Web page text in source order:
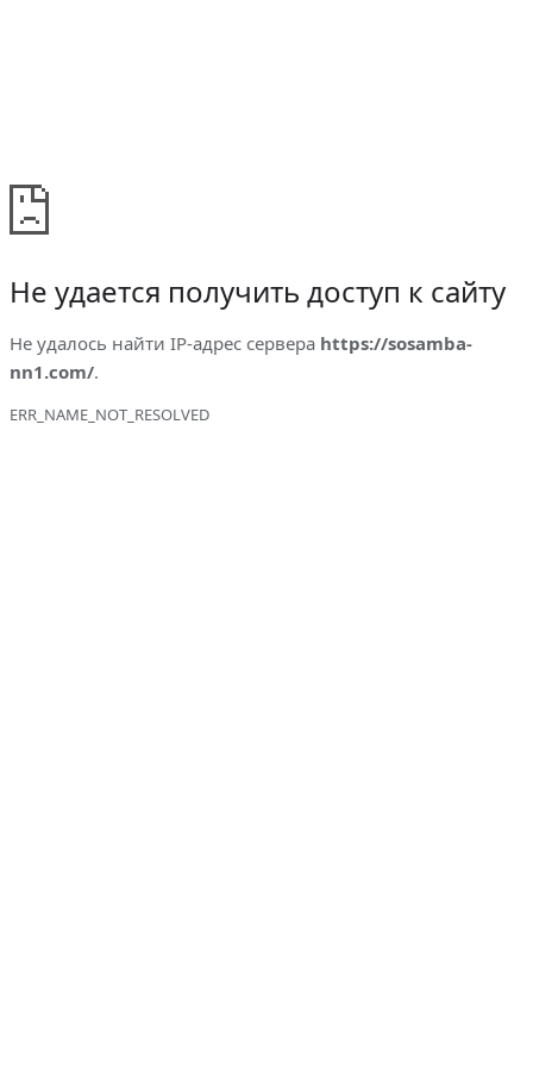
Не удается получить доступ к сайту
Не удалось найти IP-адрес сервера https://sosamba-
nn1.com/.
ERR_NAME_NOT_RESOLVED